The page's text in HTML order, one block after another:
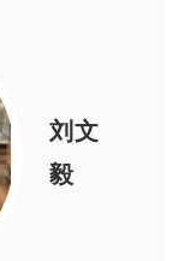
刘文
毅